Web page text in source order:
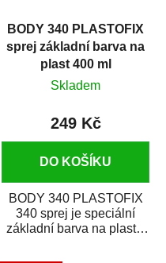
BODY 340 PLASTOFIX
sprej základní barva na
plast 400 ml
Skladem
249 Kč
DO KOŠÍKU
BODY 340 PLASTOFIX
340 sprej je speciální
základní barva na plasty,
vrchních...